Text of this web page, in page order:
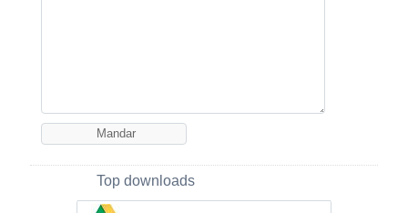
Top downloads